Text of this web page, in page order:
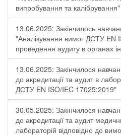
випробування та калібрування"
13.06.2025: Закінчилось
"Аналізування вимог ДСТУ EN
проведення аудиту в органах
13.06.2025: Закінчилося
до акредитації та аудит в
ДСТУ EN ISO/IEC 17025:2019"
30.05.2025: Закінчилося
до акредитації та аудит
лабораторій відповідно до